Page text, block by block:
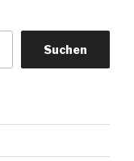
Suchen